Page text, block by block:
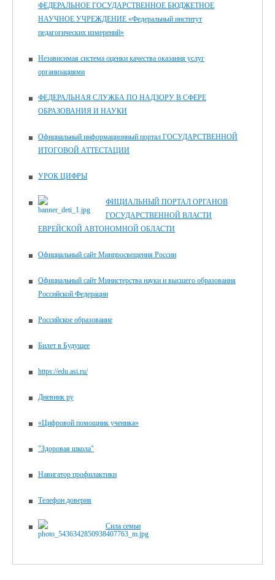
ФЕДЕРАЛЬНОЕ ГОСУДАРСТВЕННОЕ БЮДЖЕТНОЕ
НАУЧНОЕ УЧРЕЖДЕНИЕ «Федеральный институт
педагогических измерений»
Независимая система оценки качества оказания услуг
организациями
ФЕДЕРАЛЬНАЯ СЛУЖБА ПО НАДЗОРУ В СФЕРЕ
ОБРАЗОВАНИЯ И НАУКИ
Официальный информационный портал ГОСУДАРСТВЕННОЙ
ИТОГОВОЙ АТТЕСТАЦИИ
УРОК ЦИФРЫ
ФИЦИАЛЬНЫЙ ПОРТАЛ ОРГАНОВ
ГОСУДАРСТВЕННОЙ ВЛАСТИ
ЕВРЕЙСКОЙ АВТОНОМНОЙ ОБЛАСТИ
Официальный сайт Минпросвещения России
Официальный сайт Министерства науки и высшего образования
Российской Федерации
Российское образование
Билет в Будущее
https://edu.asi.ru/
Дневник ру
«Цифровой помощник ученика»
"Здоровая школа"
Навигатор профилактики
Телефон доверия
Сила семьи